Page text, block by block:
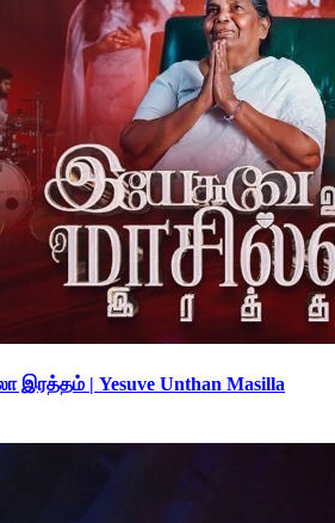
இரத்தம் | Yesuve Unthan Masilla